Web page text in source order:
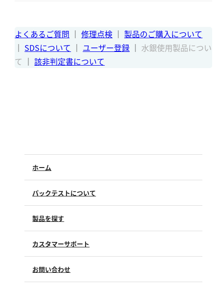
よくあるご質問 ｜修理点検 ｜製品のご購入について
｜ SDSについて ｜ ユーザー登録 ｜ 水銀使用製品につい
て ｜該非判定書について
ホーム
パックテストについて
製品を探す
カスタマーサポート
お問い合わせ
総残留塩素
硫黄
アンモニウム
全窒素
りん
りん酸
全りん